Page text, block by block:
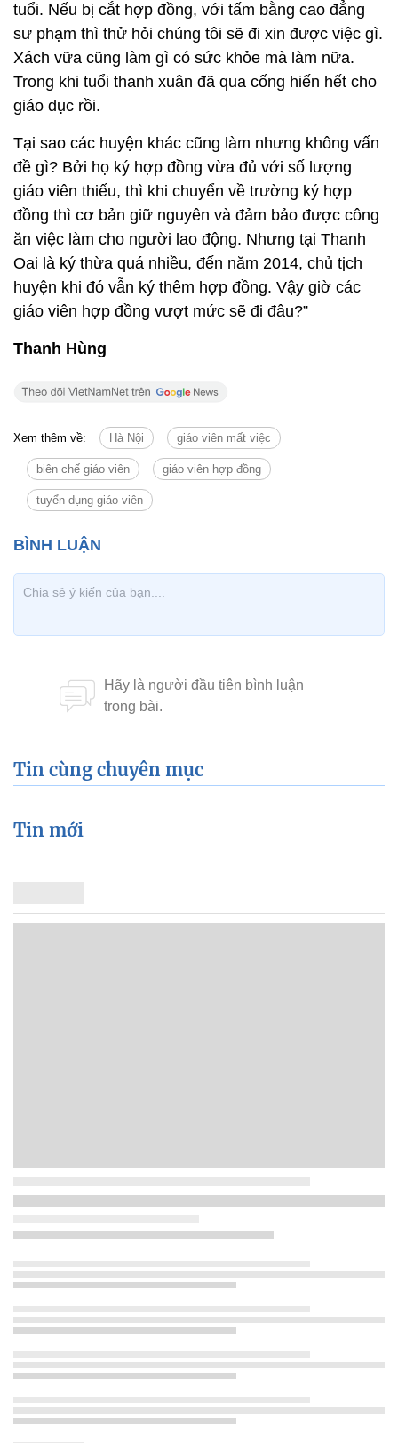
tuổi. Nếu bị cắt hợp đồng, với tấm bằng cao đẳng
sư phạm thì thử hỏi chúng tôi sẽ đi xin được việc gì.
Xách vữa cũng làm gì có sức khỏe mà làm nữa.
Trong khi tuổi thanh xuân đã qua cống hiến hết cho
giáo dục rồi.
Tại sao các huyện khác cũng làm nhưng không vấn
đề gì? Bởi họ ký hợp đồng vừa đủ với số lượng
giáo viên thiếu, thì khi chuyển về trường ký hợp
đồng thì cơ bản giữ nguyên và đảm bảo được công
ăn việc làm cho người lao động. Nhưng tại Thanh
Oai là ký thừa quá nhiều, đến năm 2014, chủ tịch
huyện khi đó vẫn ký thêm hợp đồng. Vậy giờ các
giáo viên hợp đồng vượt mức sẽ đi đâu?”
Thanh Hùng
Xem thêm về: Hà Nội giáo viên mất việc
biên chế giáo viên giáo viên hợp đồng
tuyển dụng giáo viên
Tin cùng chuyên mục
Tin mới